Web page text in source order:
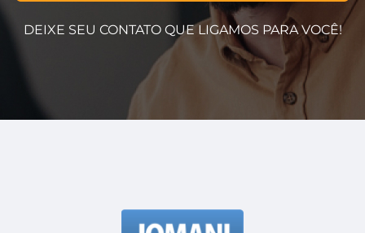
DEIXE SEU CONTATO QUE LIGAMOS PARA VOCÊ!